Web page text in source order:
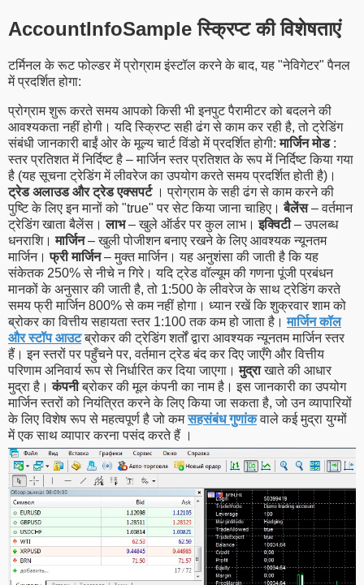
AccountInfoSample स्क्रिप्ट की विशेषताएं
टर्मिनल के रूट फोल्डर में प्रोग्राम इंस्टॉल करने के बाद, यह "नेविगेटर" पैनल
में प्रदर्शित होगा:
प्रोग्राम शुरू करते समय आपको किसी भी इनपुट पैरामीटर को बदलने की
आवश्यकता नहीं होगी। यदि स्क्रिप्ट सही ढंग से काम कर रही है, तो ट्रेडिंग
संबंधी जानकारी बाईं ओर के मूल्य चार्ट विंडो में प्रदर्शित होगी:मार्जिन मोड:
स्तर प्रतिशत में निर्दिष्ट है – मार्जिन स्तर प्रतिशत के रूप में निर्दिष्ट किया गया
है (यह सूचना ट्रेडिंग में लीवरेज का उपयोग करते समय प्रदर्शित होती है)।
ट्रेड अलाउड और ट्रेड एक्सपर्ट। प्रोग्राम के सही ढंग से काम करने की
पुष्टि के लिए इन मानों को "true" पर सेट किया जाना चाहिए।बैलेंस– वर्तमान
ट्रेडिंग खाता बैलेंस।लाभ– खुले ऑर्डर पर कुल लाभ।इक्विटी– उपलब्ध
धनराशि।मार्जिन– खुली पोजीशन बनाए रखने के लिए आवश्यक न्यूनतम
मार्जिन।फ्री मार्जिन– मुक्त मार्जिन। यह अनुशंसा की जाती है कि यह
संकेतक 250% से नीचे न गिरे। यदि ट्रेड वॉल्यूम की गणना पूंजी प्रबंधन
मानकों के अनुसार की जाती है, तो 1:500 के लीवरेज के साथ ट्रेडिंग करते
समय फ्री मार्जिन 800% से कम नहीं होगा। ध्यान रखें कि शुक्रवार शाम को
ब्रोकर का वित्तीय सहायता स्तर 1:100 तक कम हो जाता है।मार्जिन कॉल
और स्टॉप आउटब्रोकर की ट्रेडिंग शर्तों द्वारा आवश्यक न्यूनतम मार्जिन स्तर
हैं। इन स्तरों पर पहुँचने पर, वर्तमान ट्रेड बंद कर दिए जाएँगे और वित्तीय
परिणाम अनिवार्य रूप से निर्धारित कर दिया जाएगा।मुद्राखाते की आधार
मुद्रा है।कंपनीब्रोकर की मूल कंपनी का नाम है। इस जानकारी का उपयोग
मार्जिन स्तरों को नियंत्रित करने के लिए किया जा सकता है, जो उन व्यापारियों
के लिए विशेष रूप से महत्वपूर्ण है जो कमसहसंबंध गुणांकवाले कई मुद्रा युग्मों
में एक साथ व्यापार करना पसंद करते हैं ।